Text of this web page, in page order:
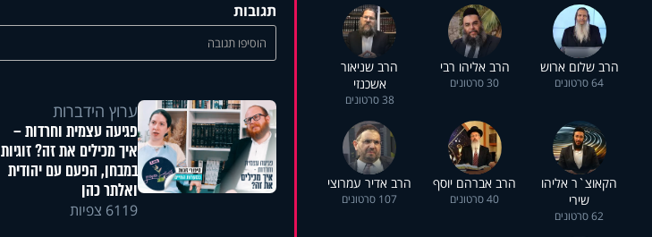
הרב שלום ארוש
64 סרטונים
הרב אליהו רבי
30 סרטונים
הרב שניאור
אשכנזי
38 סרטונים
הקאוצ`ר אליהו
שירי
62 סרטונים
הרב אברהם יוסף
40 סרטונים
הרב אדיר עמרוצי
107 סרטונים
תגובות
הוסיפו תגובה
ערוץ הידברות
פגיעה עצמית וחרדות –
איך מכילים את זה? זוגיות
במבחן, הפעם עם יהודית
ואלתר כהן
6119 צפיות